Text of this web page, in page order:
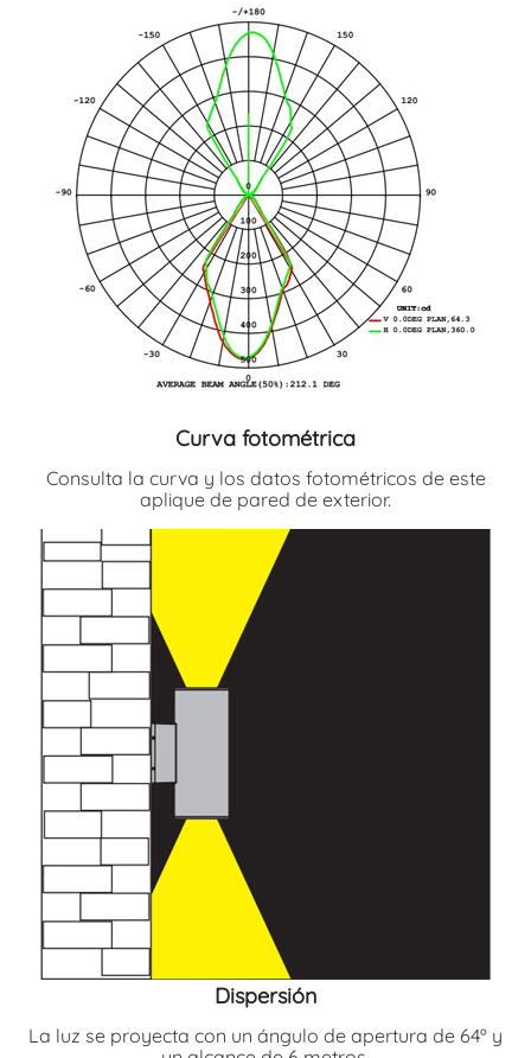
Curva fotométrica
Consulta la curva y los datos fotométricos de este
aplique de pared de exterior.
Dispersión
La luz se proyecta con un ángulo de apertura de 64º y